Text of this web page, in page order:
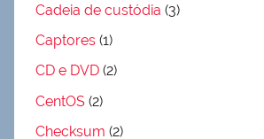
Cadeia de custódia (3)
Captores (1)
CD e DVD (2)
CentOS (2)
Checksum (2)